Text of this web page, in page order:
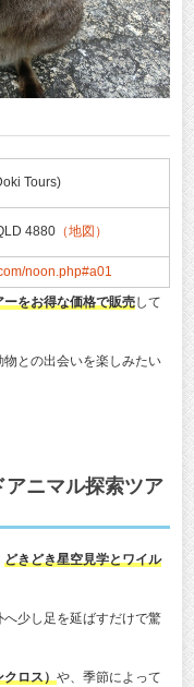
Tours)
4880（地図）
noon.php#a01
をお得な価格で販売して
との出会いを楽しみたい
ニマル探索ツア
どきどき星空見学とワイル
少し足を延ばすだけで驚
クロス）や、季節によって